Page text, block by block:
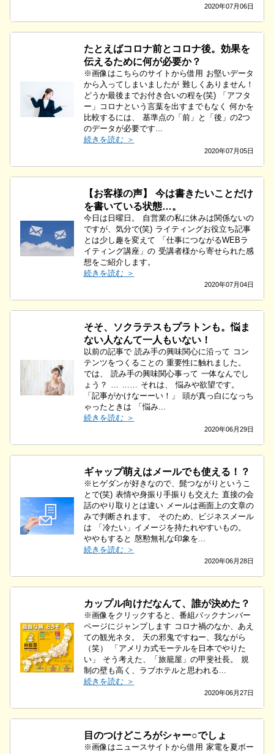
2020年07月06日
たとえばコロナ前とコロナ後。効果を
伝えるために何が必要か？
※画像はこちらのサイトから借用 お堅いデータ
から入ってしまいましたが 難しくありません！
どうか最後までお付き合いの程を(笑) 「アフタ
ー」コロナという言葉を出すまでもなく 何かを
比較するには、 基準点の「前」と「後」の2つ
のデータが必要です...
続きを読む ＞
2020年07月05日
【お客様の声】 今は書きたいことだけ
を書いている状態…。
今日は日曜日。 自営業の私に休みは関係ないの
ですが、気分で(笑) ライティングお役立ち記事
とは少し趣を変えて 「仕事につながるWEBラ
イティング講座」の 受講者様から寄せられた感
想をご紹介します。
続きを読む ＞
2020年07月04日
そそ、ソクラテスもプラトンも。悩ま
ない人なんて一人もいない！
以前の記事で 読み手の興味関心に沿って コン
テンツをつくることの 重要性に触れました。
では、 読み手の興味関心事って 一体なんでし
ょう？ … …… それは、 悩みや欲望です。
「記事がかけなーーい！」 頭が真っ白になっち
ゃったときは 「悩み...
続きを読む ＞
2020年06月29日
ギャップ萌えはメールでも使える！？
※ヒゲダンが好きなので、髭つながりというこ
とで(笑) 表情や身振り手振りも交えた 直接の会
話のやり取りとは違い メールは画面上の文章の
みで判断されます。 そのため、ビジネスメール
は 「冷たい」イメージを持たれやすいもの。
ややもすると 慇懃無礼な印象を...
続きを読む ＞
2020年06月28日
カップル向けだなんて、誰が決めた？
※画像をクリックすると、番組バックナンバー
ページにジャンプします コロナ禍のなか、あえ
ての観光ネタ。 天の邪鬼ですねー、我ながら
（笑） 「アメリカ式モーテルを日本でやりた
い」 そう考えた、「旅籠屋」の甲斐社長。 規
制の壁も高く、ラブホテルと思われる...
続きを読む ＞
2020年06月27日
目のつけどころがシャー○でしょ
※画像はニュースサイトから借用 家電を夏ボー